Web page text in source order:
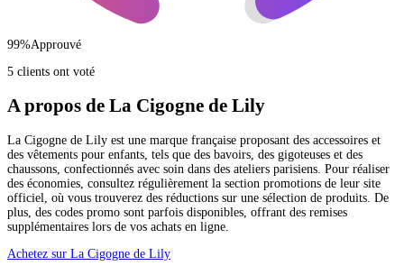
99%Approuvé
5 clients ont voté
A propos de La Cigogne de Lily
La Cigogne de Lily est une marque française proposant des accessoires et
des vêtements pour enfants, tels que des bavoirs, des gigoteuses et des
chaussons, confectionnés avec soin dans des ateliers parisiens. Pour réaliser
des économies, consultez régulièrement la section promotions de leur site
officiel, où vous trouverez des réductions sur une sélection de produits. De
plus, des codes promo sont parfois disponibles, offrant des remises
supplémentaires lors de vos achats en ligne.
Achetez sur La Cigogne de Lily